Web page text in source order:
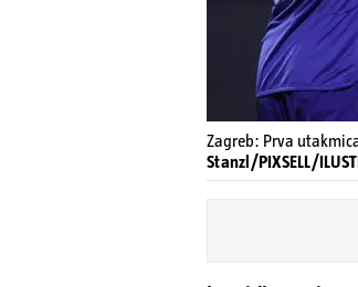
Zagreb: Prva
Stanzl/PIXSELL/